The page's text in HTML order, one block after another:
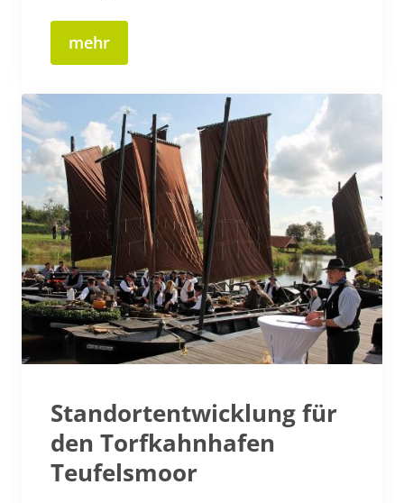
mehr
Standortentwicklung für
den Torfkahnhafen
Teufelsmoor